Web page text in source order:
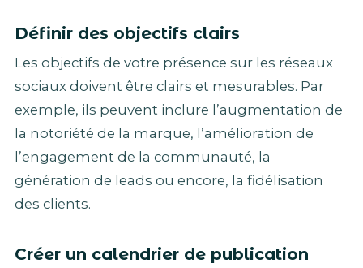
Définir des objectifs clairs
Les objectifs de votre présence sur les réseaux
sociaux doivent être clairs et mesurables. Par
exemple, ils peuvent inclure l’augmentation de
la notoriété de la marque, l’amélioration de
l’engagement de la communauté, la
génération de leads ou encore, la fidélisation
des clients.
Créer un calendrier de publication